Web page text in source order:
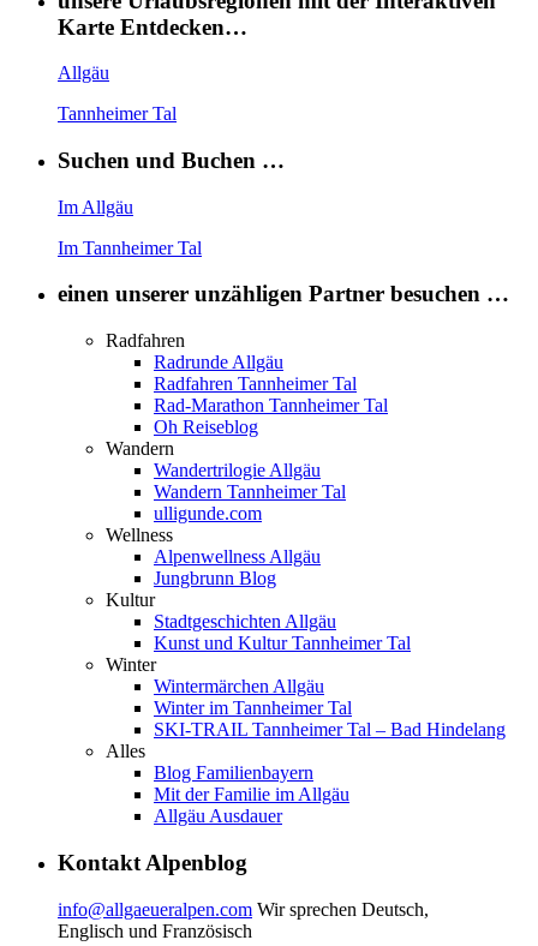
Karte Entdecken…
Allgäu
Tannheimer Tal
Suchen und Buchen …
Im Allgäu
Im Tannheimer Tal
einen unserer unzähligen Partner besuchen …
Radfahren
Radrunde Allgäu
Radfahren Tannheimer Tal
Rad-Marathon Tannheimer Tal
Oh Reiseblog
Wandern
Wandertrilogie Allgäu
Wandern Tannheimer Tal
ulligunde.com
Wellness
Alpenwellness Allgäu
Jungbrunn Blog
Kultur
Stadtgeschichten Allgäu
Kunst und Kultur Tannheimer Tal
Winter
Wintermärchen Allgäu
Winter im Tannheimer Tal
SKI-TRAIL Tannheimer Tal – Bad Hindelang
Alles
Blog Familienbayern
Mit der Familie im Allgäu
Allgäu Ausdauer
Kontakt Alpenblog
info@allgaeueralpen.com Wir sprechen Deutsch,
Englisch und Französisch